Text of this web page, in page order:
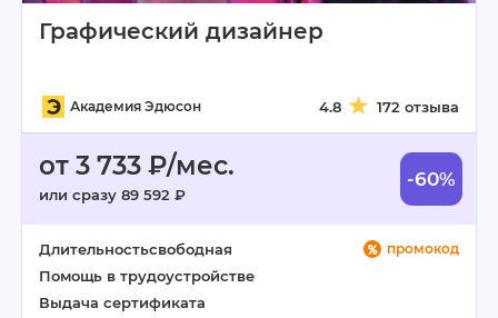
Графический дизайнер
Академия Эдюсон 4.8 172 отзыва
от 3 733 ₽/мес.
или сразу 89 592 ₽
-60%
промокод
Длительностьсвободная
Помощь в трудоустройстве
Выдача сертификата